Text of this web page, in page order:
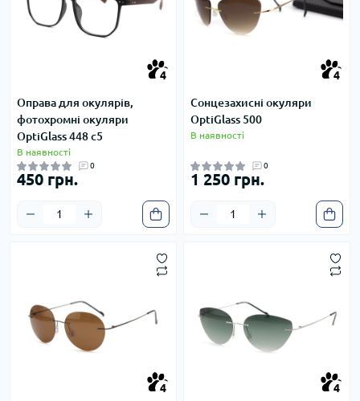
4
4
Оправа для окулярів,
фотохромні окуляри
OptiGlass 448 с5
В наявності
0
450 грн.
4
4
Сонцезахисні окуляри
OptiGlass 500
В наявності
0
1 250 грн.
4
4 4
4